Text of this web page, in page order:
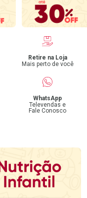
Retire na Loja
Mais perto de você
WhatsApp
Televendas e
Fale Conosco